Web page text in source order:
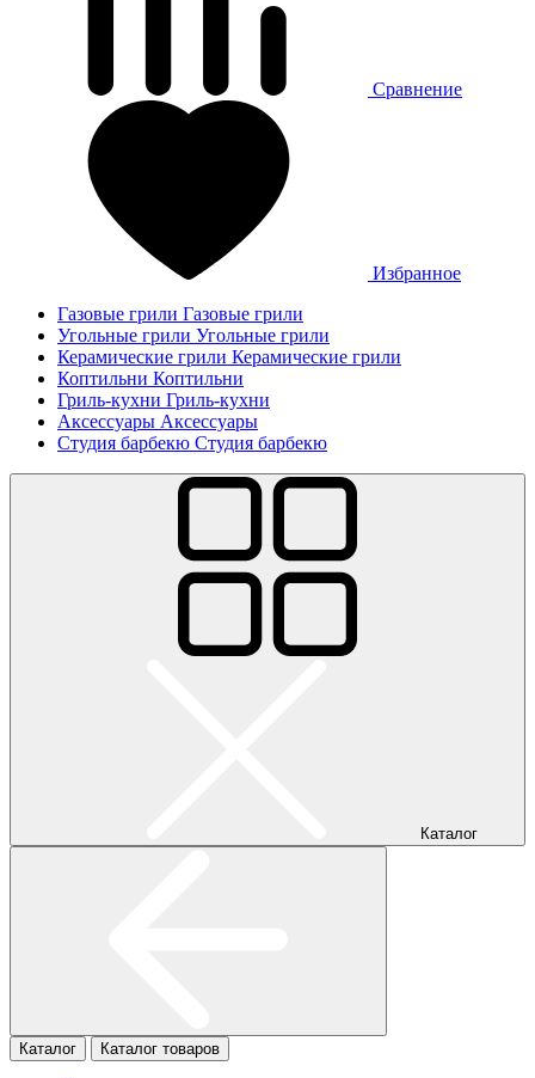
Сравнение
Избранное
Газовые грили Газовые грили
Угольные грили Угольные грили
Керамические грили Керамические грили
Коптильни Коптильни
Гриль-кухни Гриль-кухни
Аксессуары Аксессуары
Студия барбекю Студия барбекю
Каталог
Каталог Каталог товаров